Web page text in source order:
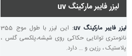
لیزر فایبر مارکینگ uv
لیزر فایبر مارکینگ uv :
این لیزر با طول موج 355
نانومتری توانایی حکاکی روی شیشه،پلکسی گلس ،
پلاستیک ، رزین و … دارد.